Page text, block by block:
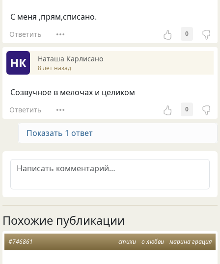
С меня ,прям,списано.
Ответить 0
НК Наташа Карлисано
8 лет назад
Созвучное в мелочах и целиком
Ответить 0
Показать 1 ответ
Похожие публикации
стихи о любви марина грация
#746861